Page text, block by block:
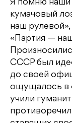
Я помню наши
кумачовый
наш
«Партия —
СССР был
до своей
ощущалось в
учили